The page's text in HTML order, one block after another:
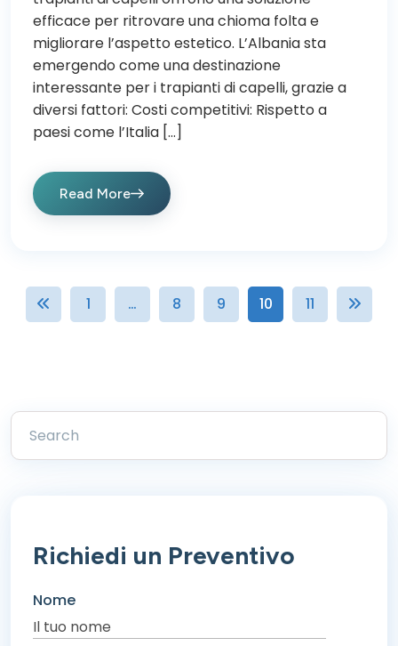
efficace per ritrovare una chioma folta e
migliorare l’aspetto estetico. L’Albania sta
emergendo come una destinazione
interessante per i trapianti di capelli, grazie a
diversi fattori: Costi competitivi: Rispetto a
paesi come l’Italia […]
Read More
1 … 8 9 10 11
Richiedi un Preventivo
Nome